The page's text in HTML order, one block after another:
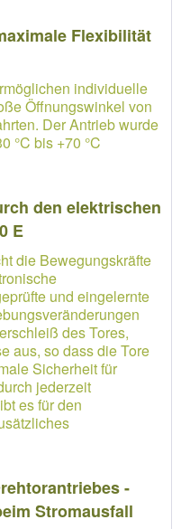
Flexibilität
individuelle
Öffnungswinkel von
Der Antrieb wurde
°C bis +70 °C
den elektrischen
E
die Bewegungskräfte
und eingelernte
des Tores,
aus, so dass die Tore
Sicherheit für
jederzeit
es für den
-
Stromausfall